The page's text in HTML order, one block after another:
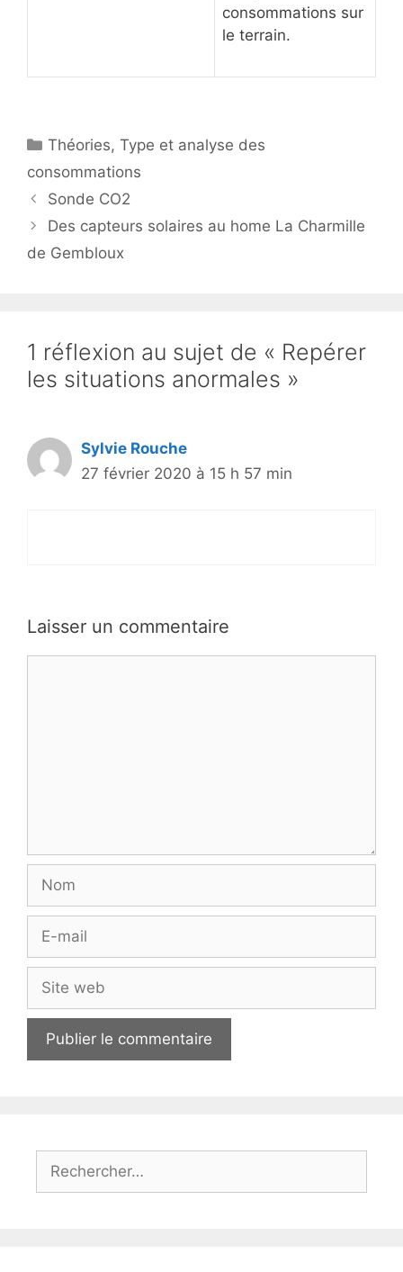
consommations sur
le terrain.
Catégories
Théories,Type et analyse des
consommations
Sonde CO2
Des capteurs solaires au home La Charmille
de Gembloux
1 réflexion au sujet de « Repérer
les situations anormales »
Sylvie Rouche
27 février 2020 à 15 h 57 min
Laisser un commentaire
mail
web